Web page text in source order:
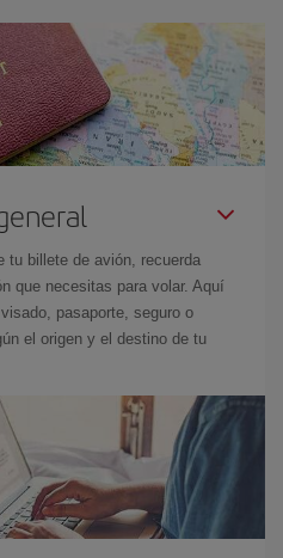
tu billete de avión, recuerda
que necesitas para volar. Aquí
pasaporte, seguro o
el origen y el destino de tu